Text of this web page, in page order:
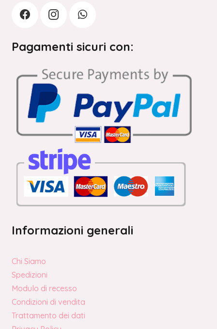
Pagamenti sicuri con:
Informazioni generali
Chi Siamo
Spedizioni
Modulo di recesso
Condizioni di vendita
Trattamento dei dati